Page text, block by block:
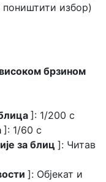
избор)
брзином
]: 1/200 с
]: 1/60 с
за блиц ]: Читав
]: Објекат и